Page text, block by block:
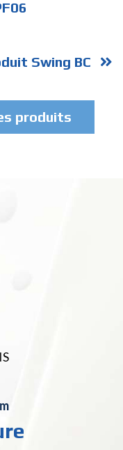
Swing BC
produits